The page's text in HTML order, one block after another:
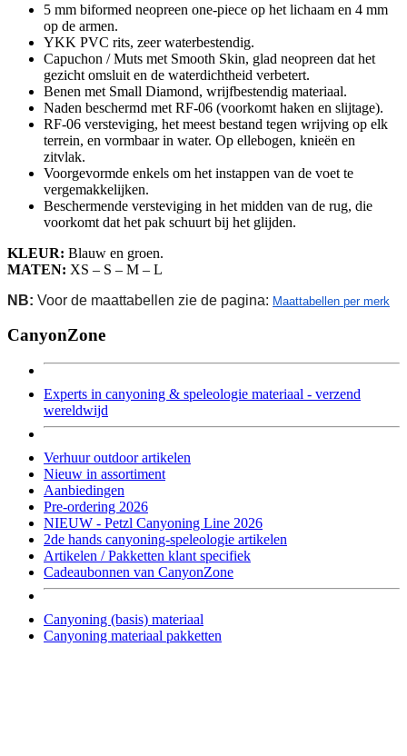
5 mm biformed neopreen one-piece op het lichaam en 4 mm
op de armen.
YKK PVC rits, zeer waterbestendig.
Capuchon / Muts met Smooth Skin, glad neopreen dat het
gezicht omsluit en de waterdichtheid verbetert.
Benen met Small Diamond, wrijfbestendig materiaal.
Naden beschermd met RF-06 (voorkomt haken en slijtage).
RF-06 versteviging, het meest bestand tegen wrijving op elk
terrein, en vormbaar in water. Op ellebogen, knieën en
zitvlak.
Voorgevormde enkels om het instappen van de voet te
vergemakkelijken.
Beschermende versteviging in het midden van de rug, die
voorkomt dat het pak schuurt bij het glijden.
KLEUR: Blauw en groen.
MATEN: XS – S – M – L
NB: Voor de maattabellen zie de pagina: Maattabellen per merk
CanyonZone
Experts in canyoning & speleologie materiaal - verzend
wereldwijd
Verhuur outdoor artikelen
Nieuw in assortiment
Aanbiedingen
Pre-ordering 2026
NIEUW - Petzl Canyoning Line 2026
2de hands canyoning-speleologie artikelen
Artikelen / Pakketten klant specifiek
Cadeaubonnen van CanyonZone
Canyoning (basis) materiaal
Canyoning materiaal pakketten